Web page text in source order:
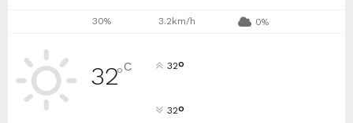
30% 3.2km/h 0%
32°C 32°
32°